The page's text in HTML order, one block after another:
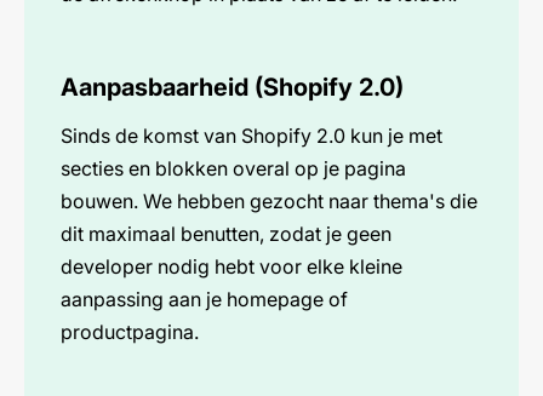
Aanpasbaarheid (Shopify 2.0)
Sinds de komst van Shopify 2.0 kun je met
secties en blokken overal op je pagina
bouwen. We hebben gezocht naar thema's die
dit maximaal benutten, zodat je geen
developer nodig hebt voor elke kleine
aanpassing aan je homepage of
productpagina.